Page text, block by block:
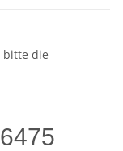
bitte die